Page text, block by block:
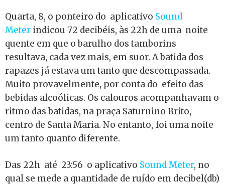
Quarta, 8, o ponteiro do aplicativo Sound
Meter indicou 72 decibéis, às 22h de uma noite
quente em que o barulho dos tamborins
resultava, cada vez mais, em suor. A batida dos
rapazes já estava um tanto que descompassada.
Muito provavelmente, por conta do efeito das
bebidas alcoólicas. Os calouros acompanhavam o
ritmo das batidas, na praça Saturnino Brito,
centro de Santa Maria. No entanto, foi uma noite
um tanto quanto diferente.
Das 22h até 23:56 o aplicativo Sound Meter, no
qual se mede a quantidade de ruído em decibel(db)